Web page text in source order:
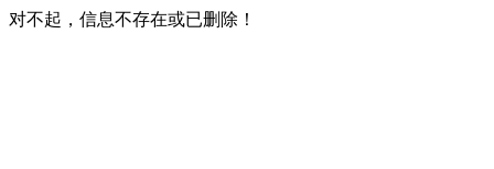
对不起，信息不存在或已删除！